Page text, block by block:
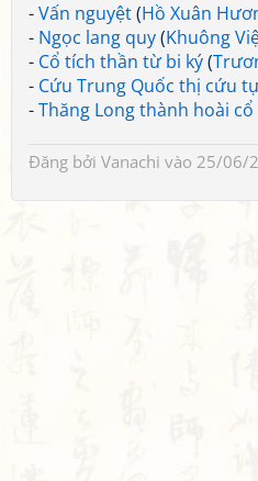
-Vấn nguyệt(Hồ Xuân
- Ngọc lang quy(Khuông
- Cổ tích thần từ bi ký(
- Cứu Trung Quốc thị cứu
-Thăng Long thành hoài cổ
Đăng bởi Vanachi vào 25/06/